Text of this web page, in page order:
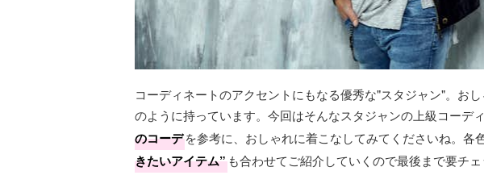
コーディネートのアクセントにもなる優秀な"スタジャン"。お
のように持っています。今回はそんなスタジャンの上級コーデ
のコーデを参考に、おしゃれに着こなしてみてくださいね。各
きたいアイテム” も合わせてご紹介していくので最後まで要チェ